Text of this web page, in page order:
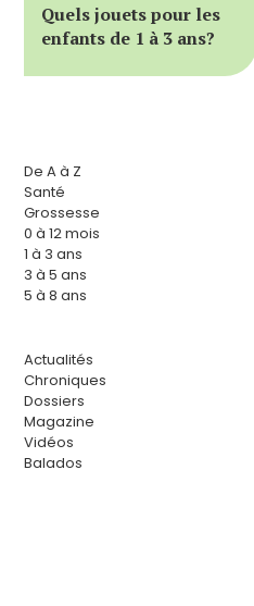
Quels jouets pour les
enfants de 1 à 3 ans?
De A à Z
Santé
Grossesse
0 à 12 mois
1 à 3 ans
3 à 5 ans
5 à 8 ans
Actualités
Chroniques
Dossiers
Magazine
Vidéos
Balados